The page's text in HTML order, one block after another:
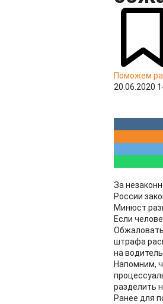
Поможем
20.06.2020
За
России
Минюст
Если
штрафа
на
Напомним,
разделить
Ранее для